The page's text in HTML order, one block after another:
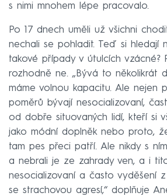
s nimi mnohem lépe pracovalo.
Po 17 dnech uměli už všichni
nechali se pohladit. Teď si hledají
takové případy v útulcích vzácné?
rozhodně ne. „Bývá to několikrát
máme volnou kapacitu. Ale nejen
poměrů bývají nesocializovaní,
od dobře situovaných lidí, kteří si
jako módní doplněk nebo proto,
tam pes přeci patří. Ale nikdy s
a nebrali je ze zahrady ven, a i
nesocializovaní a často vyděšení
se strachovou agresí,“ doplňuje